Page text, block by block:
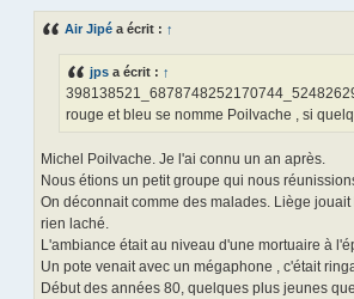
Air Jipé a écrit : ↑
jps a écrit : ↑
rouge et bleu se nomme Poilvache , si
Michel Poilvache. Je l'ai connu un an après.
Nous étions un petit groupe qui nous
On déconnait comme des malades. Liège
rien laché.
L'ambiance était au niveau d'une mortuaire à
Un pote venait avec un mégaphone , c'était
Début des années 80, quelques plus jeunes